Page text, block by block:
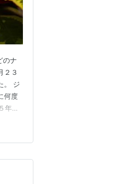
のナ
２３
。 ジ
何度
年の
か